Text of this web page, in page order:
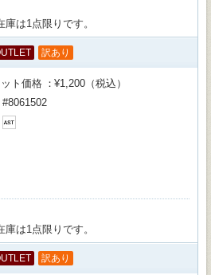
庫は1点限りです。
訳あり
ト価格
¥1,200（税込）
#8061502
庫は1点限りです。
訳あり